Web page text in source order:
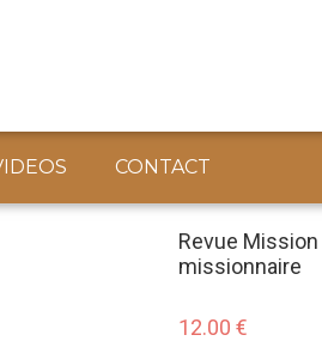
CONTACT
Revue
missionnaire
12.00 €